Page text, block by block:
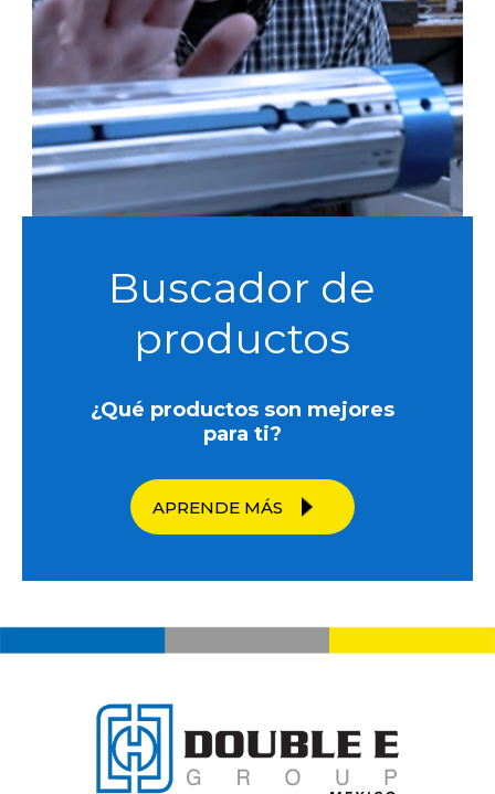
Buscador de
productos
¿Qué productos son mejores
para ti?
APRENDE MÁS